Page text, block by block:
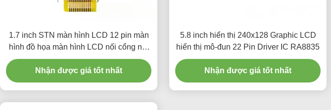
1.7 inch STN màn hình LCD 12 pin màn
hình đồ họa màn hình LCD nối cổng nối
tiếp
Nhận được giá tốt nhất
5.8 inch hiển thị 240x128 Graphic LCD
hiển thị mô-đun 22 Pin Driver IC RA8835
Nhận được giá tốt nhất